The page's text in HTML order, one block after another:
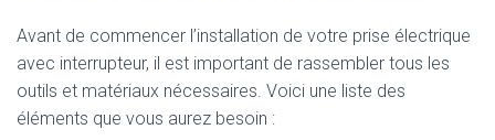
Avant de commencer l’installation de votre prise électrique
avec interrupteur, il est important de rassembler tous les
outils et matériaux nécessaires. Voici une liste des
éléments que vous aurez besoin :